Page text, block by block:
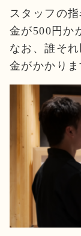
スタッフの
金が500円か
なお、誰そ
金がかかりま